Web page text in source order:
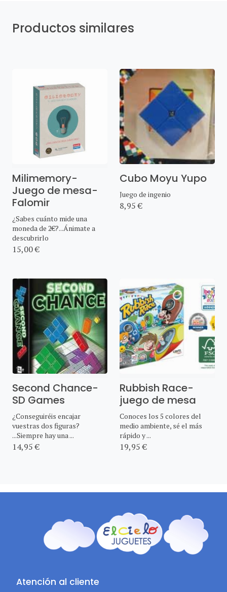
Productos similares
Milimemory-
Juego de mesa-
Falomir
¿Sabes cuánto mide una
moneda de 2€?...Ánimate a
descubrirlo
15,00 €
Cubo Moyu Yupo
Juego de ingenio
8,95 €
Second Chance-
SD Games
¿Conseguiréis encajar
vuestras dos figuras?
...Siempre hay una ...
14,95 €
Rubbish Race-
juego de mesa
Conoces los 5 colores del
medio ambiente, sé el más
rápido y ...
19,95 €
Atención al cliente